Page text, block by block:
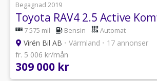
Begagnad 2019
7 575 mil Bensin Automat
Virén Bil AB • Värmland • 17 annonser
fr. 5 006 kr/mån
309 000 kr